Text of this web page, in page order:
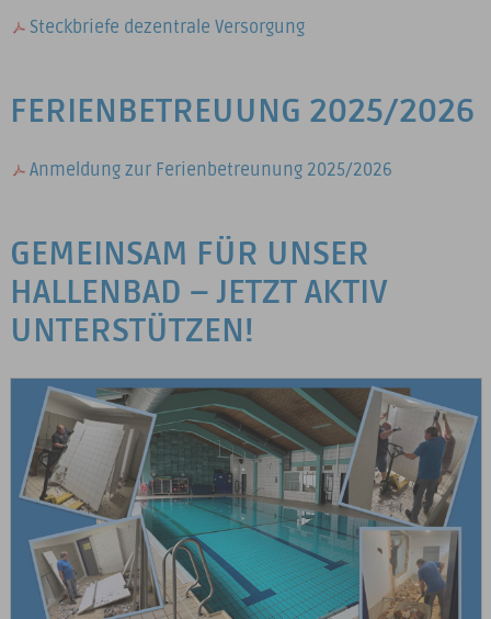
Steckbriefe dezentrale Versorgung
FERIENBETREUUNG 2025/2026
Anmeldung zur Ferienbetreunung 2025/2026
GEMEINSAM FÜR UNSER
HALLENBAD – JETZT AKTIV
UNTERSTÜTZEN!